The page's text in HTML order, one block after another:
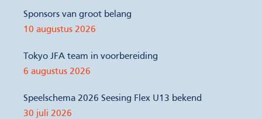
Sponsors van groot belang
10 augustus 2026
Tokyo JFA team in voorbereiding
6 augustus 2026
Speelschema 2026 Seesing Flex U13 bekend
30 juli 2026